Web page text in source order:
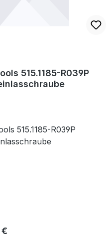
515.1185-R039P
515.1185-R039P
Preis: